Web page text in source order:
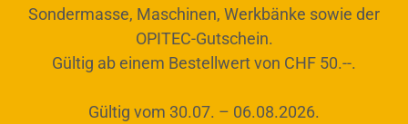
Sondermasse, Maschinen, Werkbänke sowie der
OPITEC-Gutschein.
Gültig ab einem Bestellwert von CHF 50.--.
Gültig vom 30.07. – 06.08.2026.